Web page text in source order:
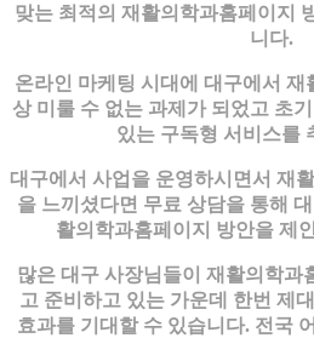
맞는 최적의 재활의학과홈페이지
니다.
온라인 마케팅 시대에 대구에서 재
상 미룰 수 없는 과제가 되었고 초
있는 구독형 서비스를
대구에서 사업을 운영하시면서 재
을 느끼셨다면 무료 상담을 통해
활의학과홈페이지 방안을 제
많은 대구 사장님들이 재활의학과
고 준비하고 있는 가운데 한번 제
효과를 기대할 수 있습니다. 전국